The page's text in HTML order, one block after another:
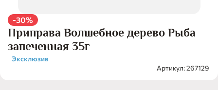
-30%
Приправа Волшебное дерево Рыба
запеченная 35г
Эксклюзив
Артикул: 267129